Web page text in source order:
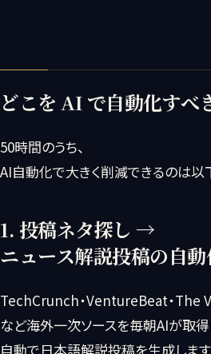
どこを AI で自動化すべ
50時間のうち、
AI自動化で大きく削減できるのは以
1. 投稿ネタ探し →
ニュース解説投稿の自
TechCrunch・VentureBeat・The
など海外一次ソースを毎朝AIが取得
自動で日本語解説投稿を生成します